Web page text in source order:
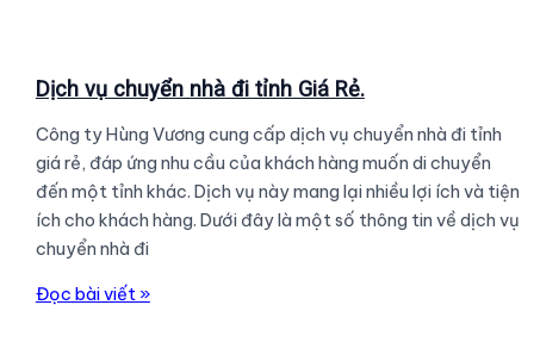
chở
hàng
đi
tỉnh
Uy
Tín.
Dịch vụ chuyển nhà đi tỉnh Giá Rẻ.
Công ty Hùng Vương cung cấp dịch vụ chuyển nhà đi tỉnh
giá rẻ, đáp ứng nhu cầu của khách hàng muốn di chuyển
đến một tỉnh khác. Dịch vụ này mang lại nhiều lợi ích và tiện
ích cho khách hàng. Dưới đây là một số thông tin về dịch vụ
chuyển nhà đi
Dịch
Đọc bài viết »